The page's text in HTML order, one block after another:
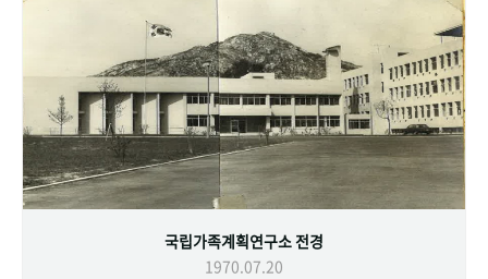
국립가족계획연구소 전경
1970.07.20